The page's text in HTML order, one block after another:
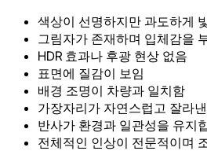
색상이 선명하지만 과도하게
그림자가 존재하며 입체감을
HDR 효과나 후광 현상 없음
표면에 질감이 보임
배경 조명이 차량과 일치함
가장자리가 자연스럽고 잘라
반사가 환경과 일관성을 유지
전체적인 인상이 전문적이며